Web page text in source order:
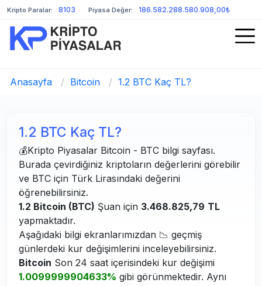
Kripto Paralar: 8103 Piyasa Değer: 186.582.288.580.908,00₺
Anasayfa / Bitcoin / 1.2 BTC Kaç TL?
1.2 BTC Kaç TL?
💰Kripto Piyasalar Bitcoin - BTC bilgi sayfası.
Burada çevirdiğiniz kriptoların değerlerini görebilir
ve BTC için Türk Lirasındaki değerini
öğrenebilirsiniz.
1.2 Bitcoin (BTC) Şuan için 3.468.825,79 TL
yapmaktadır.
Aşağıdaki bilgi ekranlarımızdan 📉 geçmiş
günlerdeki kur değişimlerini inceleyebilirsiniz.
Bitcoin Son 24 saat içerisindeki kur değişimi
1.0099999904633% gibi görünmektedir. Aynı